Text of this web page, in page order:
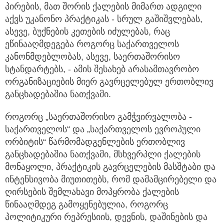
პირების, მათ შორის ქალების მიმართ ადგილი
აქვს უკანონო პრაქტიკას - სრულ გაშიშვლებას,
ასევე, ბუქნების კეთების იძულებას, რაც
ეწინააღმდეგება როგორც საქართველოს
კანონმდებლობას, ასევე, საერთაშორისო
სტანდარტებს, - ამის შესახებ არასამთავრობო
ორგანიზაციების მიერ გავრცელებულ ერთობლივ
განცხადებაშია ნათქვამი.
როგორც „საერთაშორისო გამჭვირვალობა -
საქართველოს“ და „საქართველოს ევროპული
ორბიტის“ წარმომადგენლების ერთობლივ
განცხადებაშია ნათქვამი, მსხვერპლი ქალების
მონაყოლი, პრაქტიკის გავრცელების მასშტაბი და
ინტენსივობა მიუთითებს, რომ დამამცირებელი და
ღირსების შემლახავი მოპყრობა ქალების
წინააღმდეგ გამოყენებულია, როგორც
პოლიტიკური რეპრესიის, დევნის, დაშინების და